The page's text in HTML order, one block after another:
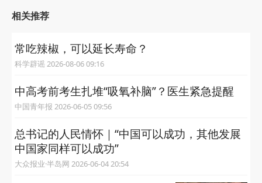
相关推荐
常吃辣椒，可以延长寿命？
科学辟谣 2026-08-06 09:16
中高考前考生扎堆“吸氧补脑”？医生紧急提醒
中国青年报 2026-06-05 09:56
总书记的人民情怀｜“中国可以成功，其他发展
中国家同样可以成功”
大众报业·半岛网 2026-06-04 20:54